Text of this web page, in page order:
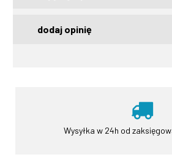
dodaj opinię
Wysyłka w 24h od